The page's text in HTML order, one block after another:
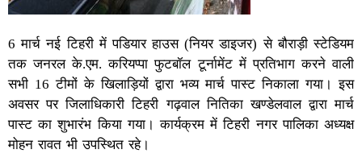
6 मार्च नई टिहरी में पडियार हाउस (नियर डाइजर) से बौराड़ी स्टेडियम
तक जनरल के.एम. करियप्पा फुटबॉल टूर्नामेंट में प्रतिभाग करने वाली
सभी 16 टीमों के खिलाड़ियों द्वारा भव्य मार्च पास्ट निकाला गया। इस
अवसर पर जिलाधिकारी टिहरी गढ़वाल नितिका खण्डेलवाल द्वारा मार्च
पास्ट का शुभारंभ किया गया। कार्यक्रम में टिहरी नगर पालिका अध्यक्ष
मोहन रावत भी उपस्थित रहे।